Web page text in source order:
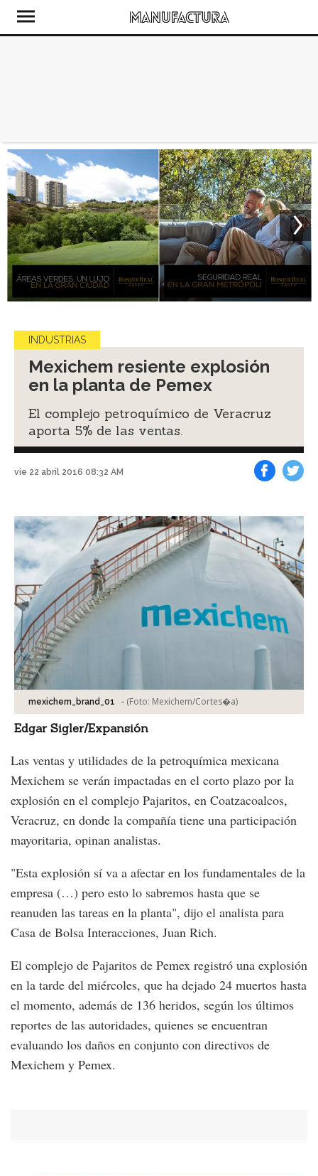
INDUSTRIAS
Mexichem resiente explosión
en la planta de Pemex
El complejo petroquímico de Veracruz
aporta 5% de las ventas.
vie 22 abril 2016 08:32 AM
mexichem_brand_01 - (Foto: Mexichem/Cortes�a)
Edgar Sigler/Expansión
Las ventas y utilidades de la petroquímica mexicana
Mexichem se verán impactadas en el corto plazo por la
explosión en el complejo Pajaritos, en Coatzacoalcos,
Veracruz, en donde la compañía tiene una participación
mayoritaria, opinan analistas.
"Esta explosión sí va a afectar en los fundamentales de la
empresa (…) pero esto lo sabremos hasta que se
reanuden las tareas en la planta", dijo el analista para
Casa de Bolsa Interacciones, Juan Rich.
El complejo de Pajaritos de Pemex registró una explosión
en la tarde del miércoles, que ha dejado 24 muertos hasta
el momento, además de 136 heridos, según los últimos
reportes de las autoridades, quienes se encuentran
evaluando los daños en conjunto con directivos de
Mexichem y Pemex.